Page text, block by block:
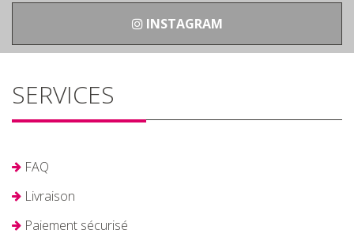
INSTAGRAM
SERVICES
FAQ
Livraison
Paiement sécurisé